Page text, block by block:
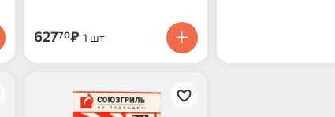
62770₽ 1 шт